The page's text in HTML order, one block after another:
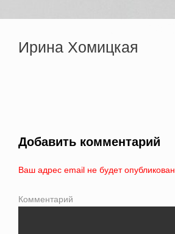
Ирина Хомицкая
Добавить комментарий
Ваш адрес email не будет опубликован.
Комментарий